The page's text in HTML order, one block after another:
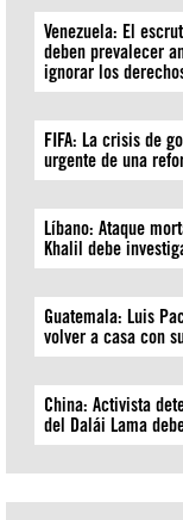
Venezuela: El
deben prevalecer
ignorar los
FIFA: La crisis de
urgente de una
Líbano: Ataque
Khalil debe
Guatemala: Luis
volver a casa con
China: Activista
del Dalái Lama